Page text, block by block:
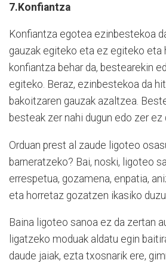
7.Konfiantza
Konfiantza egotea ezinbestekoa
gauzak egiteko eta ez egiteko eta
konfiantza behar da, bestearekin
egiteko. Beraz, ezinbestekoa da
bakoitzaren gauzak azaltzea.
besteak zer nahi dugun edo zer ez
Orduan prest al zaude ligoteo
barneratzeko? Bai, noski, ligoteo
errespetua, gozamena, enpatia,
eta horretaz gozatzen ikasiko
Baina ligoteo sanoa ez da zertan
ligatzeko moduak aldatu egin
daude jaiak, ezta txosnarik ere,